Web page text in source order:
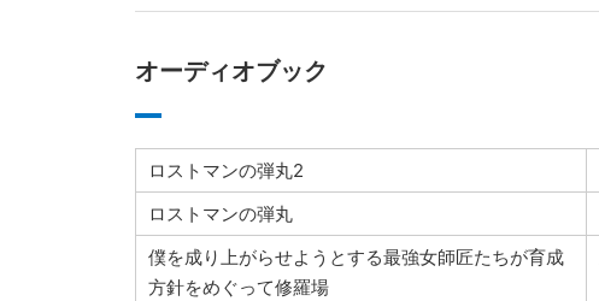
オーディオブック
ロストマンの弾丸2
ロストマンの弾丸
僕を成り上がらせようとする最強女師匠たちが育成
方針をめぐって修羅場